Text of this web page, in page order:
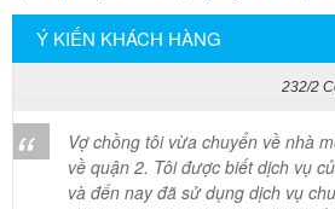
Ý KIẾN KHÁCH HÀNG
232/2
về quận 2. Tôi được biết dịch vụ
và đến nay đã sử dụng dịch vụ
chúng công ty ngày càng phát